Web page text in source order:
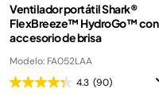
Ventilador portátil Shark®
FlexBreeze™ HydroGo™ con
accesorio de brisa
Modelo: FA052LAA
4.3 (90)